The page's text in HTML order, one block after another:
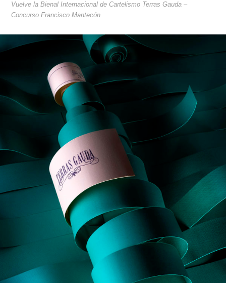
Vuelve la Bienal Internacional de Cartelismo Terras Gauda –
Concurso Francisco Mantecón